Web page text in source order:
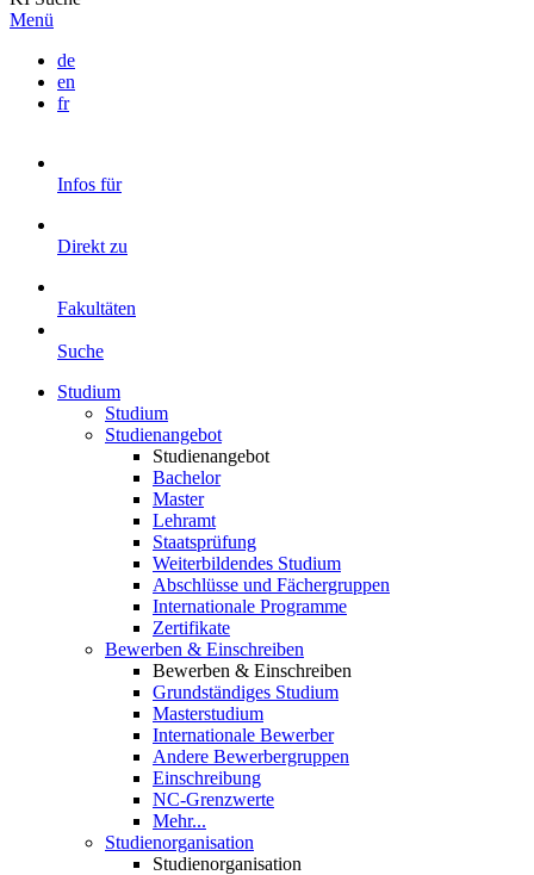
Menü
de
en
fr
Infos für
Direkt zu
Fakultäten
Suche
Studium
Studium
Studienangebot
Studienangebot
Bachelor
Master
Lehramt
Staatsprüfung
Weiterbildendes Studium
Abschlüsse und Fächergruppen
Internationale Programme
Zertifikate
Bewerben & Einschreiben
Bewerben & Einschreiben
Grundständiges Studium
Masterstudium
Internationale Bewerber
Andere Bewerbergruppen
Einschreibung
NC-Grenzwerte
Mehr...
Studienorganisation
Studienorganisation